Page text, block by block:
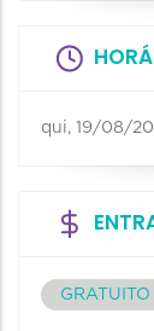
qui, 19/08/
GRATUITO